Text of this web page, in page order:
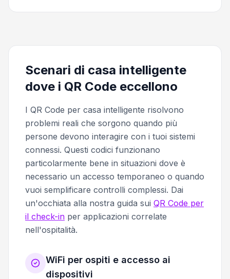
Scenari di casa intelligente
dove i QR Code eccellono
I QR Code per casa intelligente risolvono
problemi reali che sorgono quando più
persone devono interagire con i tuoi sistemi
connessi. Questi codici funzionano
particolarmente bene in situazioni dove è
necessario un accesso temporaneo o quando
vuoi semplificare controlli complessi. Dai
un'occhiata alla nostra guida sui QR Code per
il check-in per applicazioni correlate
nell'ospitalità.
WiFi per ospiti e accesso ai
dispositivi